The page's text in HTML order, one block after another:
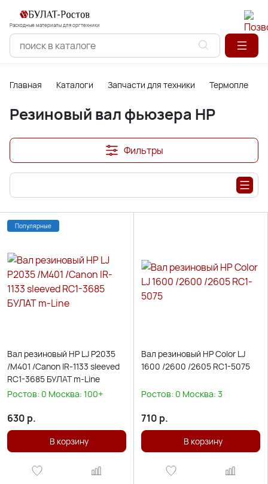
Расходные материалы для оргтехники
Главная Каталоги Запчасти для техники
Резиновый вал фьюзера HP
Фильтры
Популярные
Вал резиновый HP LJ P2035
/M401 /Canon IR-1133 sleeved
RC1-3685 БУЛАТ m-Line
Ростов: 0 Москва: 100+
630 р.
В корзину
Вал резиновый HP Color LJ
1600 /2600 /2605 RC1-5075
Ростов: 0 Москва: 3
710 р.
В корзину